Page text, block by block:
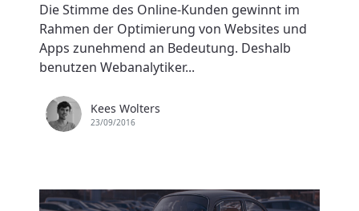
Die Stimme des Online-Kunden gewinnt im
Rahmen der Optimierung von Websites und
Apps zunehmend an Bedeutung. Deshalb
benutzen Webanalytiker...
Kees Wolters
23/09/2016